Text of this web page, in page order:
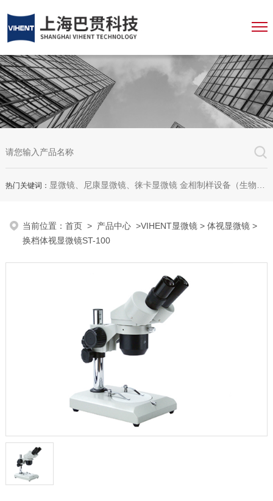
热门关键词： 显微镜、尼康显微镜、徕卡显微镜 金相制样设备（生物显微镜、金相显微镜、体视显微镜、工业显微镜、数码显微镜、荧光显微镜、显微成像系统、显微图像分析软件、显微镜配件等等
当前位置：首页 > 产品中心 >VIHENT显微镜 >体视显微镜 >
换档体视显微镜ST-100